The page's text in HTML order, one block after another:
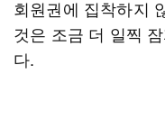
회원권에 집착하지
것은 조금 더 일찍
다.